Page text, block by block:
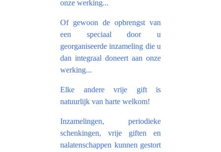
onze werking...
Of gewoon de opbrengst van
een speciaal door u
georganiseerde inzameling die u
dan integraal doneert aan onze
werking...
Elke andere vrije gift is
natuurlijk van harte welkom!
Inzamelingen, periodieke
schenkingen, vrije giften en
nalatenschappen kunnen gestort